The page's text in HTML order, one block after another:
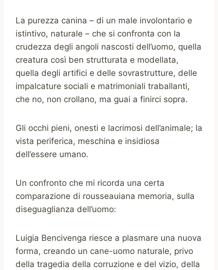
La purezza canina – di un male involontario e
istintivo, naturale – che si confronta con la
crudezza degli angoli nascosti dell’uomo, quella
creatura così ben strutturata e modellata,
quella degli artifici e delle sovrastrutture, delle
impalcature sociali e matrimoniali traballanti,
che no, non crollano, ma guai a finirci sopra.
Gli occhi pieni, onesti e lacrimosi dell’animale; la
vista periferica, meschina e insidiosa
dell’essere umano.
Un confronto che mi ricorda una certa
comparazione di rousseauiana memoria, sulla
diseguaglianza dell’uomo:
Luigia Bencivenga riesce a plasmare una nuova
forma, creando un cane-uomo naturale, privo
della tragedia della corruzione e del vizio, della